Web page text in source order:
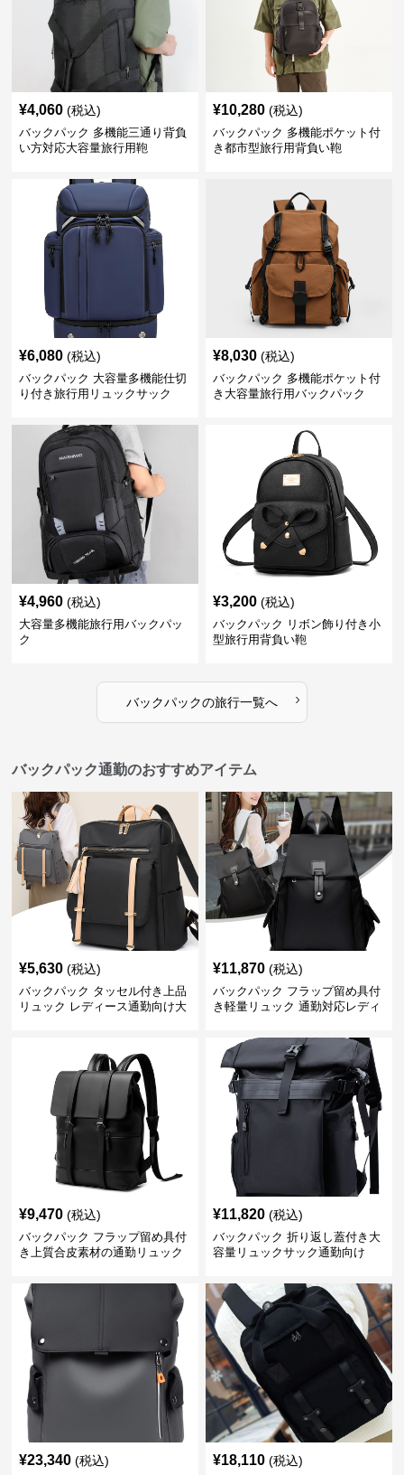
¥4,060 (税込)
バックパック 多機能三通り背負
い方対応大容量旅行用鞄
¥10,280 (税込)
バックパック 多機能ポケット付
き都市型旅行用背負い鞄
¥6,080 (税込)
バックパック 大容量多機能仕切
り付き旅行用リュックサック
¥8,030 (税込)
バックパック 多機能ポケット付
き大容量旅行用バックパック
¥4,960 (税込)
大容量多機能旅行用バックパッ
ク
¥3,200 (税込)
バックパック リボン飾り付き小
型旅行用背負い鞄
バックパックの旅行一覧へ ›
バックパック通勤のおすすめアイテム
¥5,630 (税込)
バックパック タッセル付き上品
リュック レディース通勤向け大
¥11,870 (税込)
バックパック フラップ留め具付
き軽量リュック 通勤対応レディ
¥9,470 (税込)
バックパック フラップ留め具付
き上質合皮素材の通勤リュック
¥11,820 (税込)
バックパック 折り返し蓋付き大
容量リュックサック通勤向け
¥23,340 (税込) ¥18,110 (税込)